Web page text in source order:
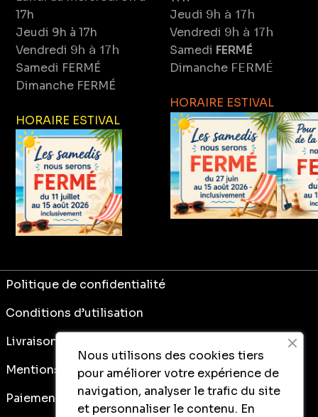
17h
Jeudi 9h à 17h
Vendredi 9h à 17h
Samedi FERMÉ
Dimanche FERMÉ
HORAIRE ESTIVAL
Jeudi 9h à 17h
Vendredi 9h à 17h
Samedi FERMÉ
Dimanche FERMÉ
HORAIRE ESTIVAL
Politique de confidentialité
Conditions d’utilisation
Livraison
Mentions légales
Paiement sécurisé
Nous utilisons des cookies tiers
pour améliorer votre expérience de
navigation, analyser le trafic du site
et personnaliser le contenu. En